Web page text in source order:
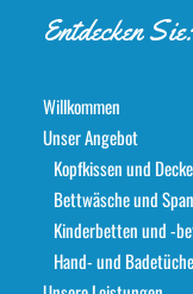
Entdecken Sie:
Willkommen
Unser Angebot
Kopfkissen und
Bettwäsche und
Kinderbetten und -
Hand- und